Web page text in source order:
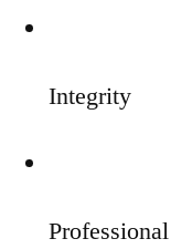
Integrity
Professional